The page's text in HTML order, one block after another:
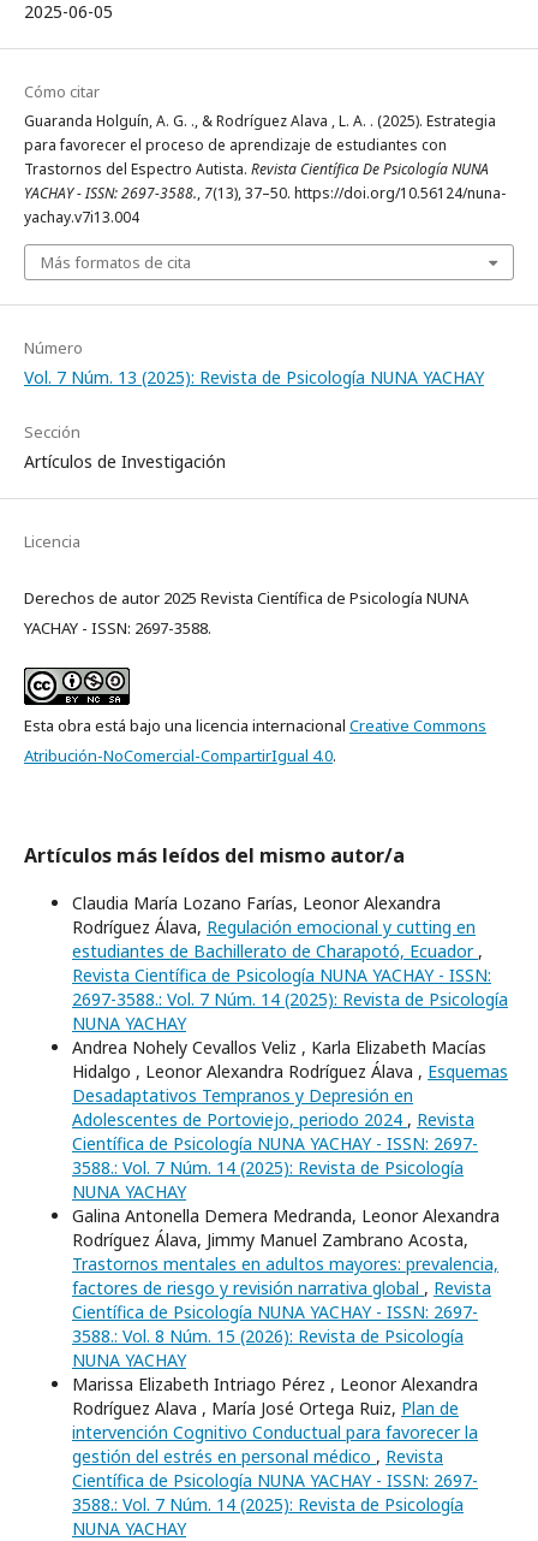
2025-06-05
Cómo citar
Guaranda Holguín, A. G. ., & Rodríguez Alava , L. A. . (2025). Estrategia
para favorecer el proceso de aprendizaje de estudiantes con
Trastornos del Espectro Autista. Revista Científica De Psicología NUNA
YACHAY - ISSN: 2697-3588., 7(13), 37–50. https://doi.org/10.56124/nuna-
yachay.v7i13.004
Más formatos de cita
Número
Vol. 7 Núm. 13 (2025): Revista de Psicología NUNA YACHAY
Sección
Artículos de Investigación
Licencia
Derechos de autor 2025 Revista Científica de Psicología NUNA
YACHAY - ISSN: 2697-3588.
Esta obra está bajo una licencia internacional Creative Commons
Atribución-NoComercial-CompartirIgual 4.0.
Artículos más leídos del mismo autor/a
Claudia María Lozano Farías, Leonor Alexandra
Rodríguez Álava, Regulación emocional y cutting en
estudiantes de Bachillerato de Charapotó, Ecuador ,
Revista Científica de Psicología NUNA YACHAY - ISSN:
2697-3588.: Vol. 7 Núm. 14 (2025): Revista de Psicología
NUNA YACHAY
Andrea Nohely Cevallos Veliz , Karla Elizabeth Macías
Hidalgo , Leonor Alexandra Rodríguez Álava , Esquemas
Desadaptativos Tempranos y Depresión en
Adolescentes de Portoviejo, periodo 2024 , Revista
Científica de Psicología NUNA YACHAY - ISSN: 2697-
3588.: Vol. 7 Núm. 14 (2025): Revista de Psicología
NUNA YACHAY
Galina Antonella Demera Medranda, Leonor Alexandra
Rodríguez Álava, Jimmy Manuel Zambrano Acosta,
Trastornos mentales en adultos mayores: prevalencia,
factores de riesgo y revisión narrativa global , Revista
Científica de Psicología NUNA YACHAY - ISSN: 2697-
3588.: Vol. 8 Núm. 15 (2026): Revista de Psicología
NUNA YACHAY
Marissa Elizabeth Intriago Pérez , Leonor Alexandra
Rodríguez Alava , María José Ortega Ruiz, Plan de
intervención Cognitivo Conductual para favorecer la
gestión del estrés en personal médico , Revista
Científica de Psicología NUNA YACHAY - ISSN: 2697-
3588.: Vol. 7 Núm. 14 (2025): Revista de Psicología
NUNA YACHAY